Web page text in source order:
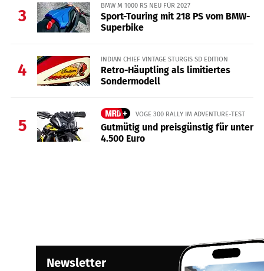
3
BMW M 1000 RS NEU FÜR 2027
Sport-Touring mit 218 PS vom BMW-
Superbike
4
INDIAN CHIEF VINTAGE STURGIS SD EDITION
Retro-Häuptling als limitiertes
Sondermodell
5
VOGE 300 RALLY IM ADVENTURE-TEST
Gutmütig und preisgünstig für unter
4.500 Euro
Newsletter